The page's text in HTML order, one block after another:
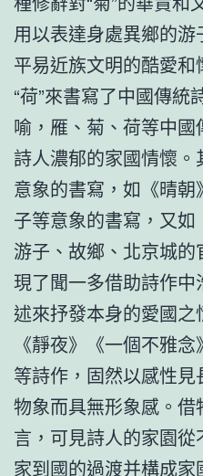
用以表達身處異鄉的
平易近族文明的酷愛
“荷”來書寫了中國傳統
喻，雁、菊、荷等中
詩人濃郁的家國情懷
意象的書寫，如《晴
子等意象的書寫，又如
游子、故鄉、北京城
現了聞一多借助詩作
述來抒發本身的愛國之
《靜夜》《一個不雅
等詩作，固然以感性
物象而具無形象感。
言，可見詩人的家園從
家到國的過渡并構成